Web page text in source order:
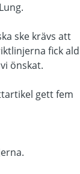
ske krävs att
fick
önskat.
gett fem